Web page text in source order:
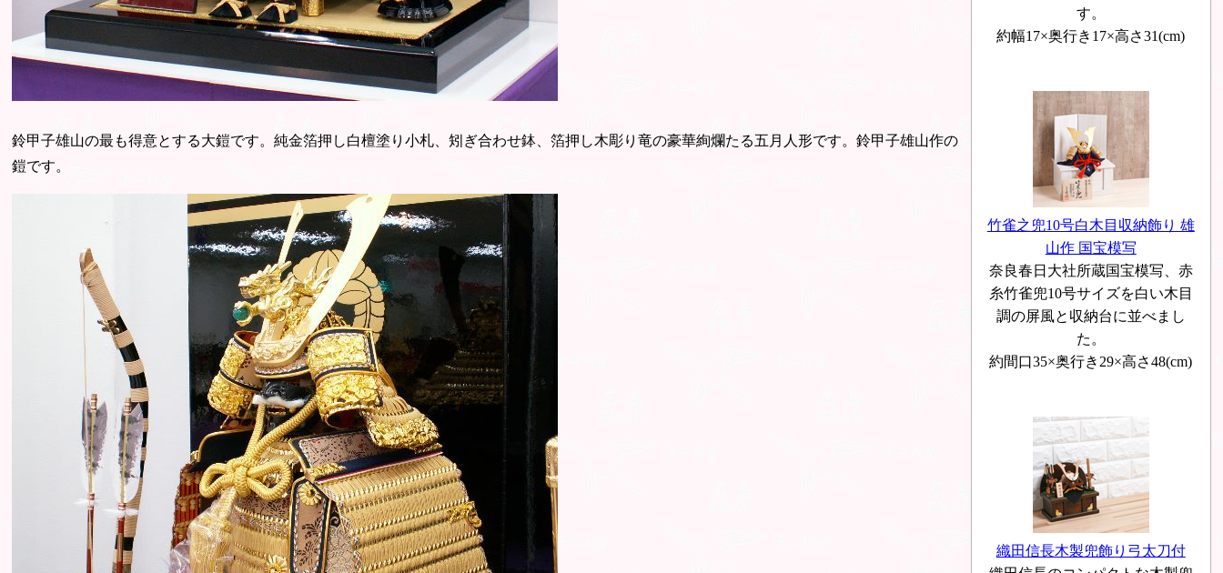
鈴甲子雄山の最も得意とする大鎧です。純金箔押し白檀塗り小札、矧ぎ合わせ鉢、箔押し木彫り竜の豪華絢爛たる五月人形です。鈴甲子雄山作の
鎧です。
す。
約幅17×奥行き17×高さ31(cm)
竹雀之兜10号白木目収納飾り 雄
山作 国宝模写
奈良春日大社所蔵国宝模写、赤
糸竹雀兜10号サイズを白い木目
調の屏風と収納台に並べまし
た。
約間口35×奥行き29×高さ48(cm)
織田信長木製兜飾り弓太刀付